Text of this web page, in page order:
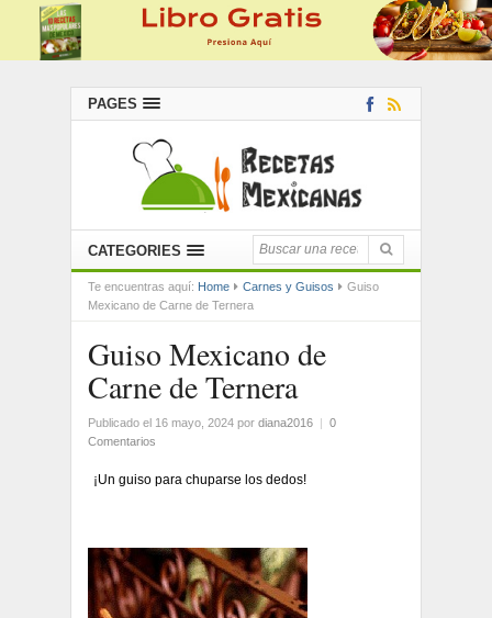
PAGES
CATEGORIES
Te encuentras aquí: Home Carnes y Guisos
Guiso
Mexicano de Carne de Ternera
Guiso Mexicano de
Carne de Ternera
Publicado el 16 mayo, 2024 por diana2016 | 0
Comentarios
¡Un guiso para chuparse los dedos!